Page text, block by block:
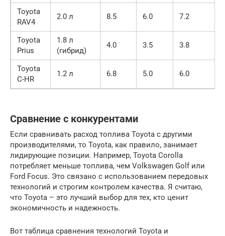
Toyota
RAV4
2.0 л 8.5 6.0 7.2
Toyota
Prius
1.8 л
(гибрид)
4.0 3.5 3.8
Toyota
C-HR
1.2 л 6.8 5.0 6.0
Сравнение с конкурентами
Если сравнивать расход топлива Toyota с другими
производителями, то Toyota, как правило, занимает
лидирующие позиции. Например, Toyota Corolla
потребляет меньше топлива, чем Volkswagen Golf или
Ford Focus. Это связано с использованием передовых
технологий и строгим контролем качества. Я считаю,
что Toyota – это лучший выбор для тех, кто ценит
экономичность и надежность.
Вот таблица сравнения технологий Toyota и